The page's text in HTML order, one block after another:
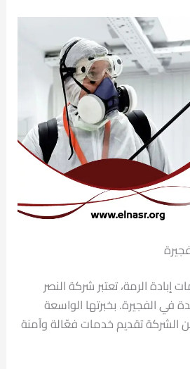
إبادة الرمة، تعتبر شركة النصر
في الفجيرة. بخبرتها الواسعة
الشركة تقديم خدمات فعّالة وآمنة